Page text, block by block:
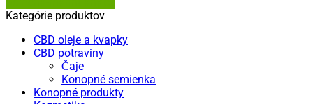
Kategórie produktov
CBD oleje a kvapky
CBD potraviny
Čaje
Konopné semienka
Konopné produkty